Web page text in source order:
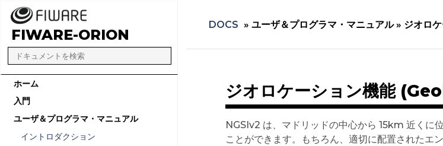
FIWARE-ORION
ホーム
入門
ユーザ＆プログラマ・マニュアル
イントロダクション
DOCS » ユーザ＆プログラマ・マニュアル » ジオロ
ジオロケーション機能
NGSIv2 は、マドリッドの中心から 15km 近くに
ことができます。もちろん、適切に配置されたエ